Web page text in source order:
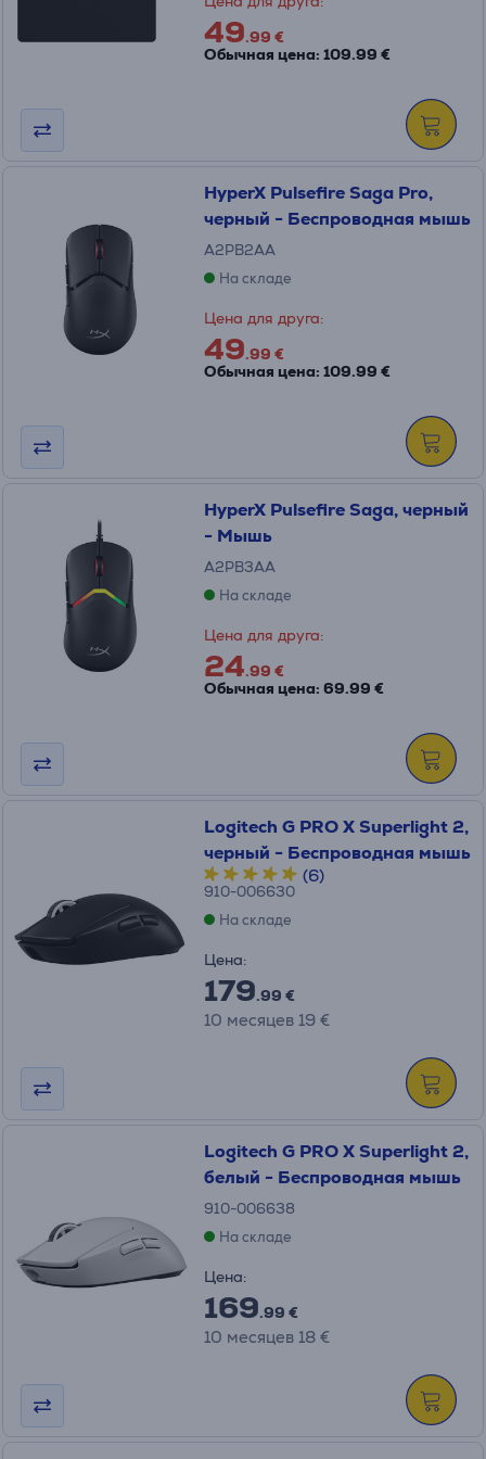
49.99 €
Обычная цена: 109.99 €
HyperX Pulsefire Saga Pro,
черный - Беспроводная мышь
A2PB2AA
На складе
Цена для друга:
49.99 €
Обычная цена: 109.99 €
HyperX Pulsefire Saga, черный
- Мышь
A2PB3AA
На складе
Цена для друга:
24.99 €
Обычная цена: 69.99 €
Logitech G PRO X Superlight 2,
черный - Беспроводная мышь
(6)
910-006630
На складе
Цена:
179.99 €
10 месяцев 19 €
Logitech G PRO X Superlight 2,
белый - Беспроводная мышь
910-006638
На складе
Цена:
169.99 €
10 месяцев 18 €